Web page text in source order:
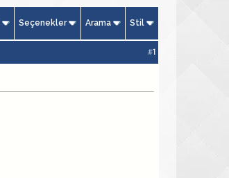
Seçenekler Arama Stil
#1